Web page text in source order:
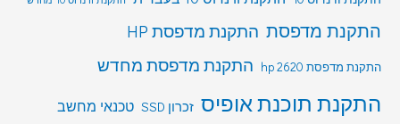
התקנת מדפסת התקנת מדפסת HP
התקנת מדפסת hp 2620 התקנת מדפסת מחדש
התקנת תוכנת אופיס זכרון SSD טכנאי מחשב